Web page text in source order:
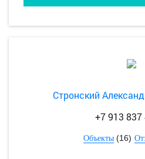
Стронский
+7 913 837
Объекты (16)